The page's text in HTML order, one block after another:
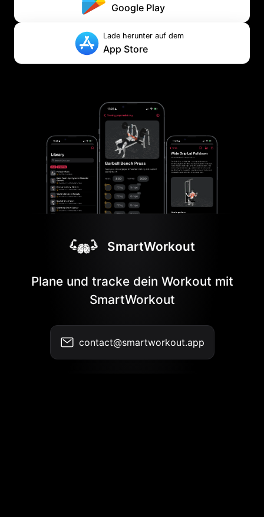
Google Play
Lade herunter auf dem
App Store
SmartWorkout
Plane und tracke dein Workout mit
SmartWorkout
contact@smartworkout.app